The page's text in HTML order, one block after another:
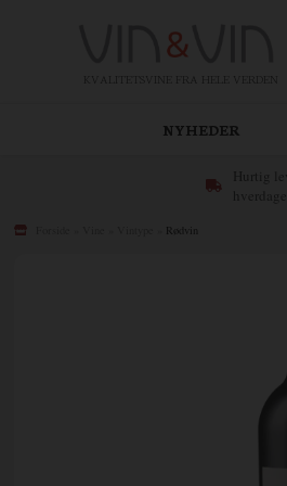
KVALITETSVINE FRA HELE VERDEN
NYHEDER
Hurtig
hverdage
Rødvin